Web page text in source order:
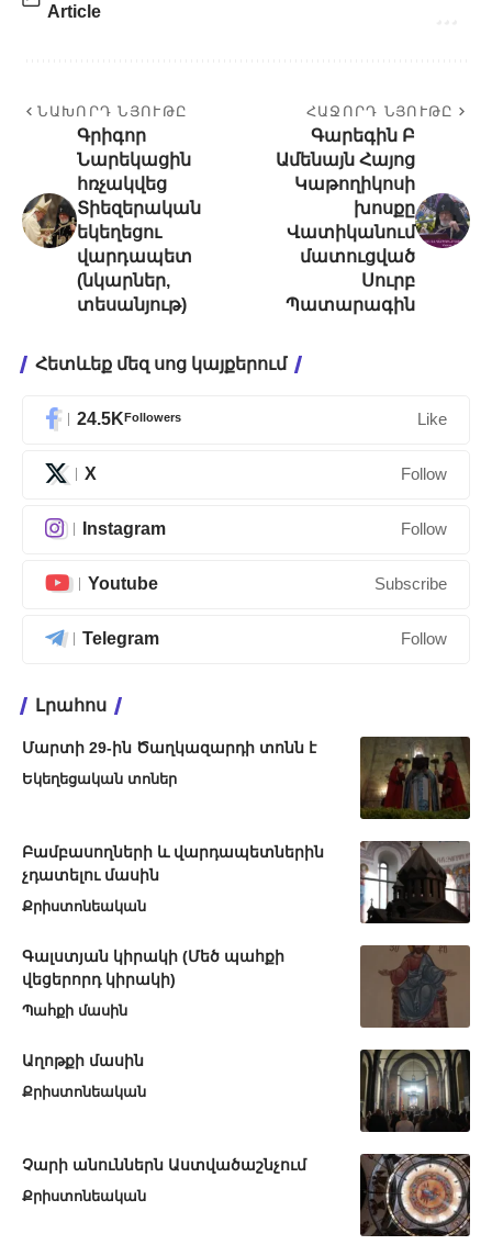
Article
ՆԱԽՈՐԴ ՆՅՈՒԹԸ
Գրիգոր
Նարեկացին
հռչակվեց
Տիեզերական
եկեղեցու
վարդապետ
(նկարներ,
տեսանյութ)
ՀԱՋՈՐԴ ՆՅՈՒԹԸ
Գարեգին Բ
Ամենայն Հայոց
Կաթողիկոսի
խոսքը
Վատիկանում
մատուցված
Սուրբ
Պատարագին
Հետևեք մեզ սոց կայքերում
24.5KFollowers Like
X Follow
Instagram Follow
Youtube Subscribe
Telegram Follow
Լրահոս
Մարտի 29-ին Ծաղկազարդի տոնն է
Եկեղեցական տոներ
Բամբասողների և վարդապետներին
չդատելու մասին
Քրիստոնեական
Գալստյան կիրակի (Մեծ պահքի
վեցերորդ կիրակի)
Պահքի մասին
Աղոթքի մասին
Քրիստոնեական
Չարի անուններն Աստվածաշնչում
Քրիստոնեական